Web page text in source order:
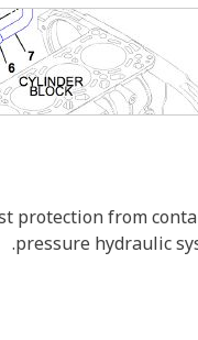
protection from
pressure hydraulic